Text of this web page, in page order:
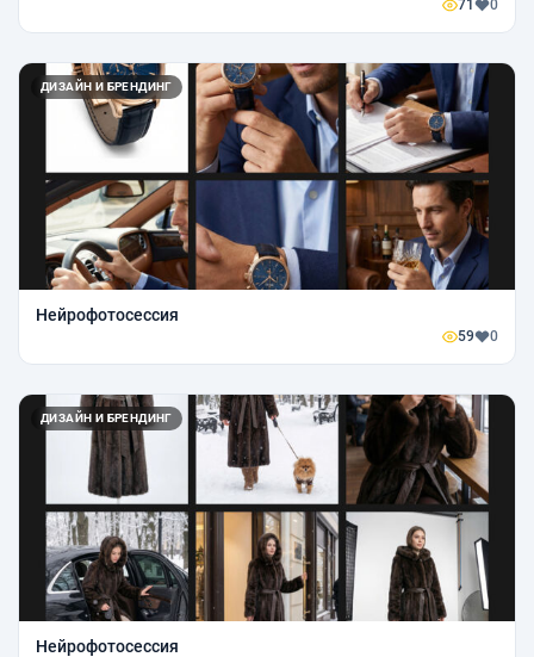
71 0
ДИЗАЙН И БРЕНДИНГ
Нейрофотосессия
59 0
ДИЗАЙН И БРЕНДИНГ
Нейрофотосессия